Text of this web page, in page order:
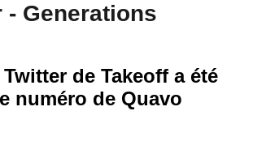
- Generations
de Takeoff a été
numéro de Quavo